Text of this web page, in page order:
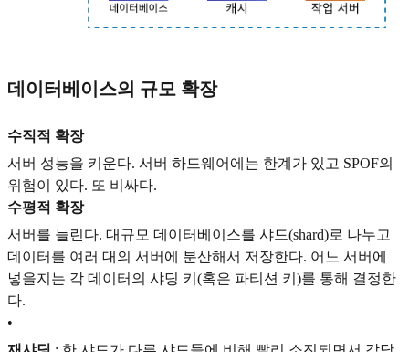
데이터베이스의 규모 확장
수직적 확장
서버 성능을 키운다. 서버 하드웨어에는 한계가 있고 SPOF의
위험이 있다. 또 비싸다.
수평적 확장
서버를 늘린다. 대규모 데이터베이스를 샤드(shard)로 나누고
데이터를 여러 대의 서버에 분산해서 저장한다. 어느 서버에
넣을지는 각 데이터의 샤딩 키(혹은 파티션 키)를 통해 결정한
다.
•